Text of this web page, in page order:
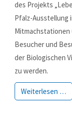
des Pro­jekts
Pfalz-Aus­stellung
Mitmachstationen
Besu­cher und
der Bio­logi­schen
zu werden.
Weiterlesen …